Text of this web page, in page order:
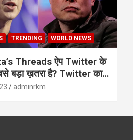
TRENDING WORLD NEWS
Threads ऐप Twitter के
बड़ा ख़तरा है? Twitter का
adminrkm